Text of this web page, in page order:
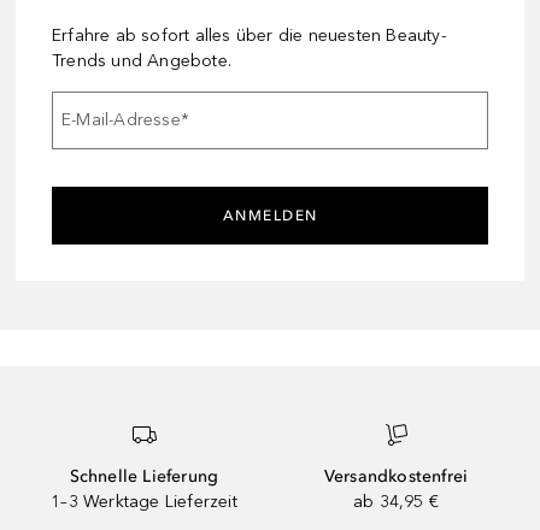
Erfahre ab sofort alles über die neuesten Beauty-
Trends und Angebote.
E-Mail-Adresse*
ANMELDEN
Schnelle Lieferung
1–3 Werktage Lieferzeit
Versandkostenfrei
ab 34,95 €